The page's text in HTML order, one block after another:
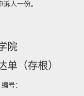
诉人一份。
院
单（存根）